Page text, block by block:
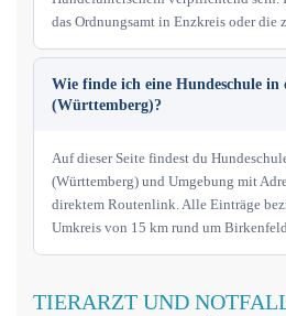
das Ordnungsamt in Enzkreis oder die
Wie finde ich eine Hundeschule
(Württemberg)?
Auf dieser Seite findest du
(Württemberg) und Umgebung mit
direktem Routenlink. Alle Einträge
Umkreis von 15 km rund um
TIERARZT UND